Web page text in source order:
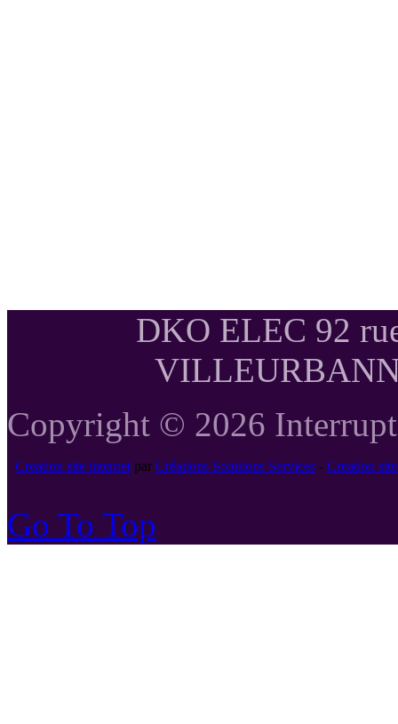
DKO ELEC 92
Copyright © 2026
Creation site internetpar Créations Solutions Services- Creation
Go To Top